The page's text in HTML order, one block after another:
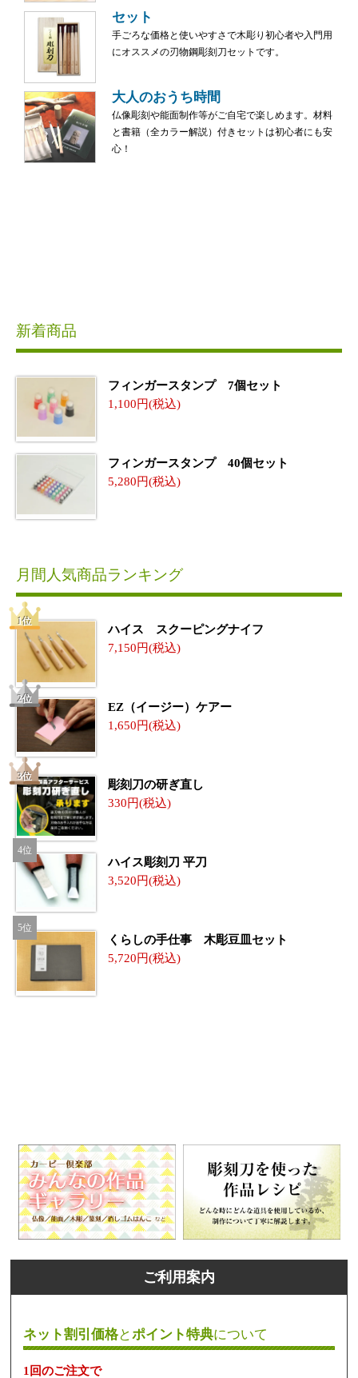
セット
手ごろな価格と使いやすさで木彫り初心者や入門用
にオススメの刃物鋼彫刻刀セットです。
大人のおうち時間
仏像彫刻や能面制作等がご自宅で楽しめます。材料
と書籍（全カラー解説）付きセットは初心者にも安
心！
新着商品
フィンガースタンプ 7個セット
1,100
フィンガースタンプ 40個セット
5,280
月間人気商品ランキング
ハイス スクーピングナイフ
7,150
EZ（イージー）ケアー
1,650
彫刻刀の研ぎ直し
330
ハイス彫刻刀 平刀
3,520
くらしの手仕事 木彫豆皿セット
5,720
ご利用案内
ネット割引価格とポイント特典について
1回のご注文で